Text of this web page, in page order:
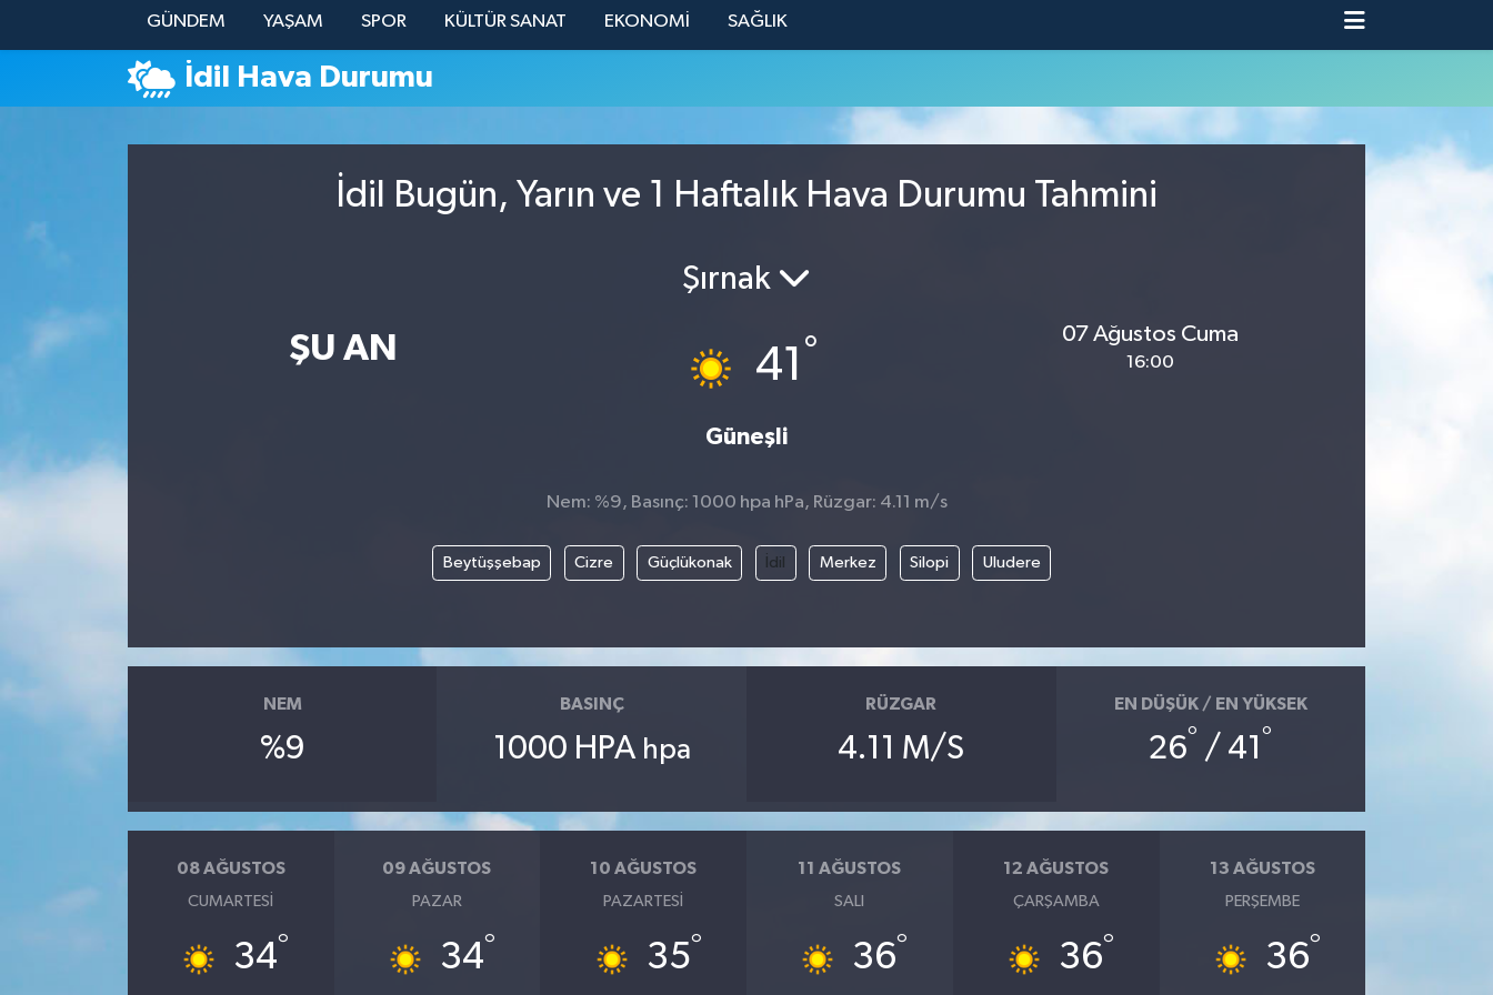
GÜNDEM YAŞAM SPOR KÜLTÜR SANAT EKONOMİ SAĞLIK
İdil Hava Durumu
İdil Bugün, Yarın ve 1 Haftalık Hava Durumu Tahmini
ŞU AN
Şırnak
41 °
Güneşli
07 Ağustos Cuma
16:00
Nem: %9, Basınç: 1000 hpa hPa, Rüzgar: 4.11 m/s
Beytüşşebap Cizre Güçlükonak İdil Merkez Silopi Uludere
NEM
%9
BASINÇ
1000 HPA hpa
RÜZGAR
4.11 M/S
EN DÜŞÜK / EN YÜKSEK
26° / 41 °
08 AĞUSTOS
CUMARTESI
34°
09 AĞUSTOS
PAZAR
34°
10 AĞUSTOS
PAZARTESI
35°
11 AĞUSTOS
SALI
36°
12 AĞUSTOS
ÇARŞAMBA
36°
13 AĞUSTOS
PERŞEMBE
36°